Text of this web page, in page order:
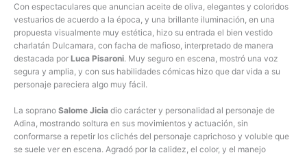
Con espectaculares que anuncian aceite de oliva, elegantes y coloridos
vestuarios de acuerdo a la época, y una brillante iluminación, en una
propuesta visualmente muy estética, hizo su entrada el bien vestido
charlatán Dulcamara, con facha de mafioso, interpretado de manera
destacada por Luca Pisaroni. Muy seguro en escena, mostró una voz
segura y amplia, y con sus habilidades cómicas hizo que dar vida a su
personaje pareciera algo muy fácil.
La soprano Salome Jicia dio carácter y personalidad al personaje de
Adina, mostrando soltura en sus movimientos y actuación, sin
conformarse a repetir los clichés del personaje caprichoso y voluble que
se suele ver en escena. Agradó por la calidez, el color, y el manejo